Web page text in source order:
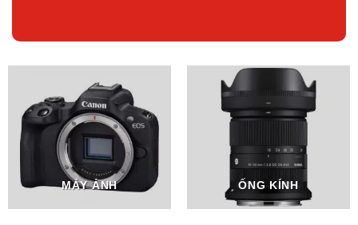
MÁY ẢNH ỐNG KÍNH